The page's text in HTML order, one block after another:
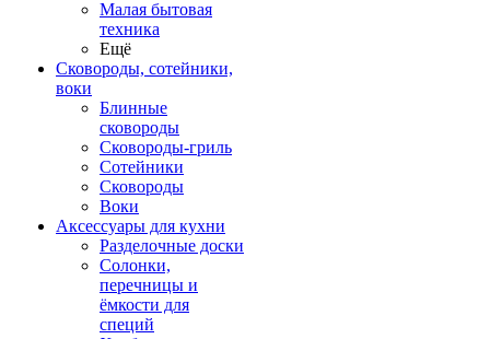
Малая бытовая
техника
Ещё
Сковороды, сотейники,
воки
Блинные
сковороды
Сковороды-гриль
Сотейники
Сковороды
Воки
Аксессуары для кухни
Разделочные доски
Солонки,
перечницы и
ёмкости для
специй